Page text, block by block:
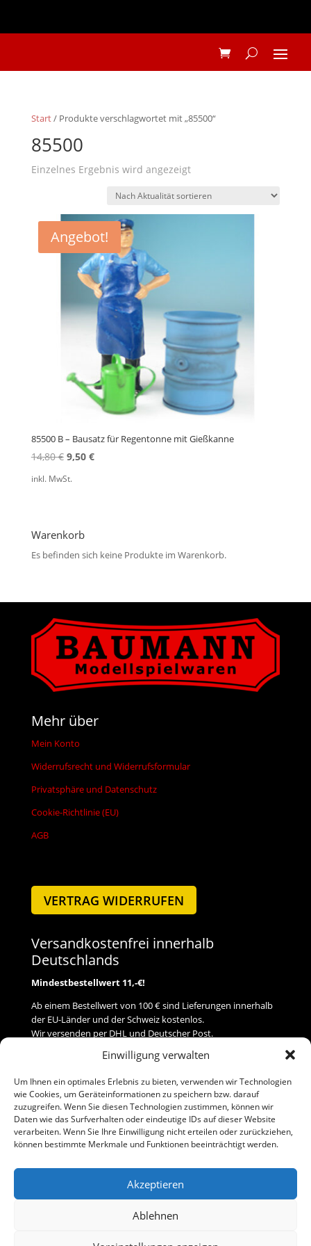
Einwilligung verwalten
Um Ihnen ein optimales Erlebnis zu bieten, verwenden wir Technologien
wie Cookies, um Geräteinformationen zu speichern bzw. darauf
zuzugreifen. Wenn Sie diesen Technologien zustimmen, können wir
Daten wie das Surfverhalten oder eindeutige IDs auf dieser Website
verarbeiten. Wenn Sie Ihre Einwilligung nicht erteilen oder zurückziehen,
können bestimmte Merkmale und Funktionen beeinträchtigt werden.
Akzeptieren
Ablehnen
Start/ Produkte verschlagwortet mit „85500“
85500
Einzelnes Ergebnis wird angezeigt
Angebot!
85500 B – Bausatz für Regentonne mit Gießkanne
14,80€ Ursprünglicher
9,50 €Aktueller
inkl. MwSt.
Warenkorb
Es befinden sich keine Produkte im Warenkorb.
Mehr über
Mein Konto
Widerrufsrecht und Widerrufsformular
Privatsphäre und Datenschutz
Cookie-Richtlinie (EU)
AGB
VERTRAG WIDERRUFEN
Versandkostenfrei innerhalb
Deutschlands
Mindestbestellwert 11,-€!
Ab einem Bestellwert von 100 € sind Lieferungen innerhalb
der EU-Länder und der Schweiz kostenlos.
Wir versenden per DHL und Deutscher Post.
Versand
Zahlung
Baumann Modellspielwaren
Telefon (0 91 61) 33 84